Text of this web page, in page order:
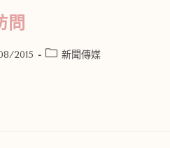
問
2015 新聞傳媒